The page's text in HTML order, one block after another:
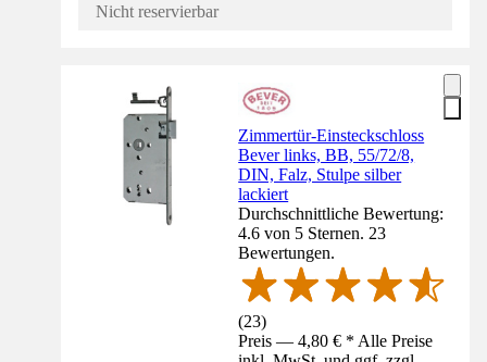
Nicht reservierbar
Zimmertür-Einsteckschloss
Bever links, BB, 55/72/8,
DIN, Falz, Stulpe silber
lackiert
Durchschnittliche Bewertung:
4.6 von 5 Sternen. 23
Bewertungen.
(23)
Preis — 4,80 € * Alle Preise